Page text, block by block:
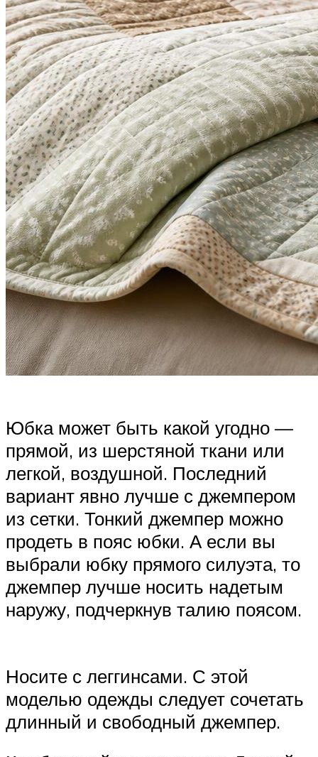
Юбка может быть какой угодно —
прямой, из шерстяной ткани или
легкой, воздушной. Последний
вариант явно лучше с джемпером
из сетки. Тонкий джемпер можно
продеть в пояс юбки. А если вы
выбрали юбку прямого силуэта, то
джемпер лучше носить надетым
наружу, подчеркнув талию поясом.
Носите с леггинсами. С этой
моделью одежды следует сочетать
длинный и свободный джемпер.